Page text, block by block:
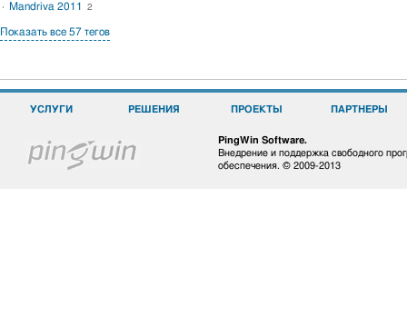
Mandriva 2011 2
Показать все 57 тегов
УСЛУГИ РЕШЕНИЯ ПРОЕКТЫ ПАРТНЕРЫ
PingWin Software.
Внедрение и поддержка свободного
обеспечения. © 2009-2013